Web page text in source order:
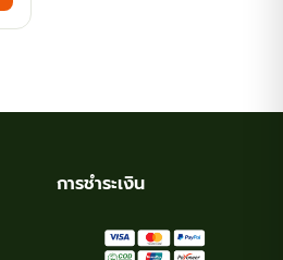
through
has
The
การชำระเงิน